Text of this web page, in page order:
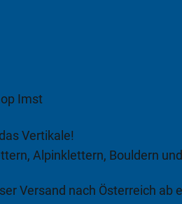
Imst
Vertikale!
Alpinklettern, Bouldern
Versand nach Österreich ab